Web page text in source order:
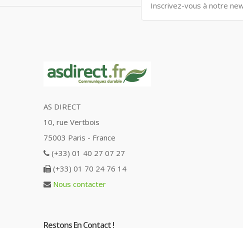
AS DIRECT
10, rue Vertbois
75003 Paris - France
(+33) 01 40 27 07 27
(+33) 01 70 24 76 14
Nous contacter
Restons En Contact !